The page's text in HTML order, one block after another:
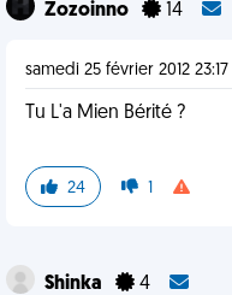
Zozoinno 14
samedi 25 février 2012 23:17
Tu L'a Mien Bérité ?
24 1
Shinka 4